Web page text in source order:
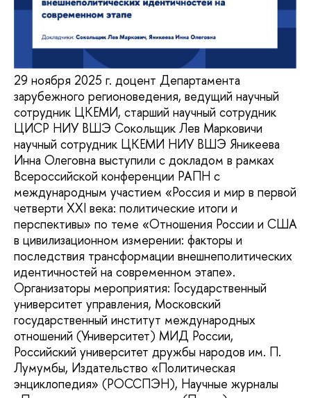
29 ноября 2025 г. доцент Департамента
зарубежного регионоведения, ведущий научный
сотрудник ЦКЕМИ, старший научный сотрудник
ЦИСР НИУ ВШЭ Сокольщик Лев Марковичи
научный сотрудник ЦКЕМИ НИУ ВШЭ Яникеева
Инна Олеговна выступили с докладом в рамках
Всероссийской конференции РАПН с
международным участием «Россия и мир в первой
четверти XXI века: политические итоги и
перспективы» по теме «Отношения России и США
в цивилизационном измерении: факторы и
последствия трансформации внешнеполитических
идентичностей на современном этапе».
Организаторы мероприятия: Государственный
университет управления, Московский
государственный институт международных
отношений (Университет) МИД России,
Российский университет дружбы народов им. П.
Лумумбы, Издательство «Политическая
энциклопедия» (РОССПЭН), Научные журналы